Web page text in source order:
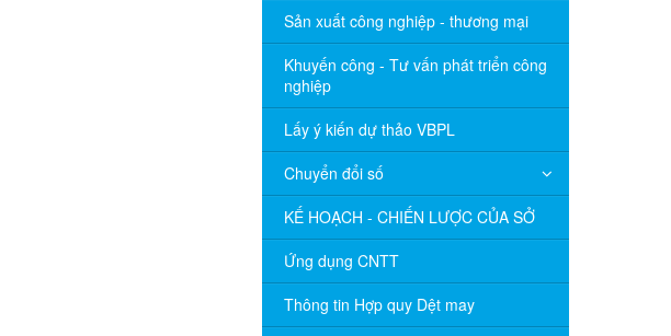
Sản xuất công nghiệp - thương mại
Khuyến công - Tư vấn phát triển công
nghiệp
Lấy ý kiến dự thảo VBPL
Chuyển đổi số
KẾ HOẠCH - CHIẾN LƯỢC CỦA SỞ
Ứng dụng CNTT
Thông tin Hợp quy Dệt may